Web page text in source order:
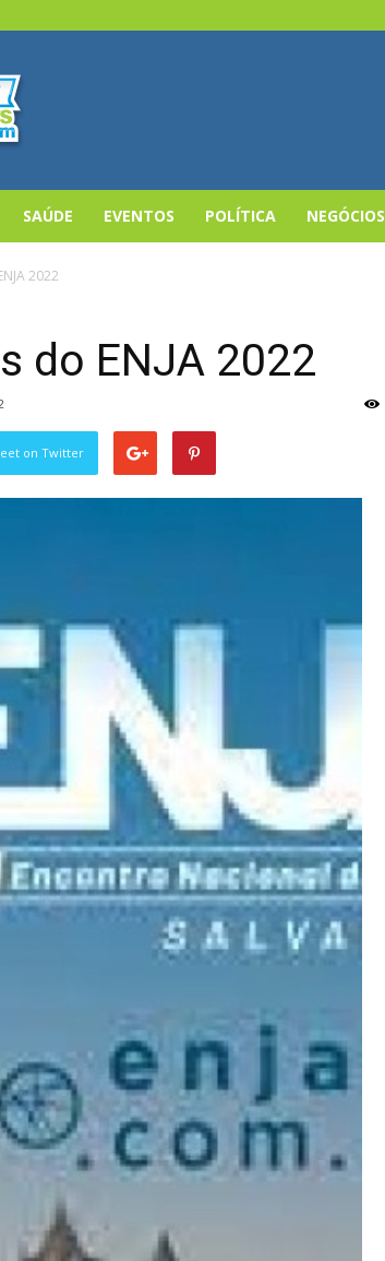
SAÚDE EVENTOS POLÍTICA NEGÓCIOS
2022
do ENJA 2022
on Twitter